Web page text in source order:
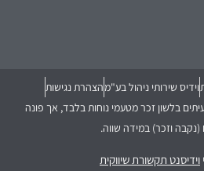
וידיס שירותי ניהול בע"מהצהרת נגישות
בלשון זכר מטעמי נוחות בלבד, אך פונה
(נקבה וזכר) במידה שווה.
וידיסנט תקשורת שיווקית